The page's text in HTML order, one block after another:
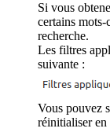
Si vous
certains
recherche.
Les filtres
suivante :
Vous pouvez
réinitialiser